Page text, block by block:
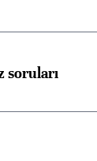
soruları